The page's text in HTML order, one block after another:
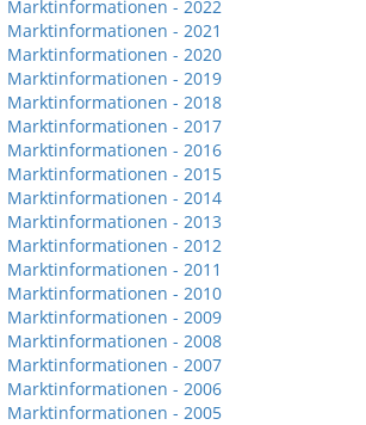
Marktinformationen - 2022
Marktinformationen - 2021
Marktinformationen - 2020
Marktinformationen - 2019
Marktinformationen - 2018
Marktinformationen - 2017
Marktinformationen - 2016
Marktinformationen - 2015
Marktinformationen - 2014
Marktinformationen - 2013
Marktinformationen - 2012
Marktinformationen - 2011
Marktinformationen - 2010
Marktinformationen - 2009
Marktinformationen - 2008
Marktinformationen - 2007
Marktinformationen - 2006
Marktinformationen - 2005